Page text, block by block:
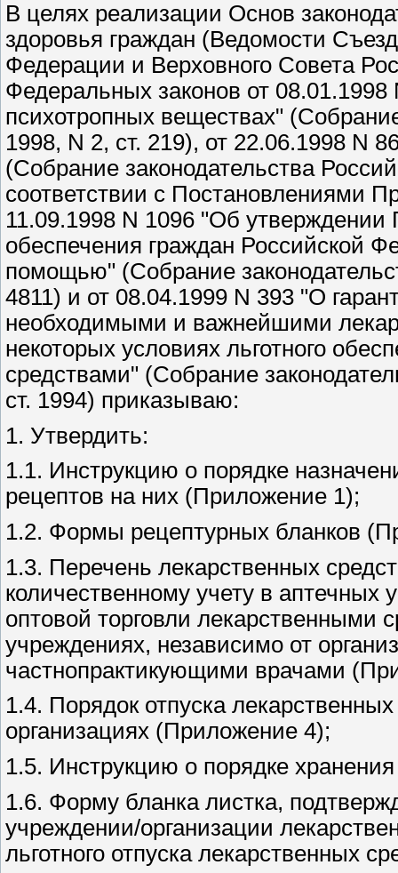
В целях реализации Основ
здоровья граждан (Ведомости
Федерации и Верховного Совета
Федеральных законов от
психотропных веществах"
1998, N 2, ст. 219), от 22.06.1998 N
(Собрание законодательства
соответствии с Постановлениями
11.09.1998 N 1096 "Об утверждении
обеспечения граждан Российской
помощью" (Собрание
4811) и от 08.04.1999 N 393 "О
необходимыми и важнейшими
некоторых условиях льготного
средствами" (Собрание
ст. 1994) приказываю:
1. Утвердить:
1.1. Инструкцию о порядке
рецептов на них (Приложение 1);
1.2. Формы рецептурных бланков
1.3. Перечень лекарственных
количественному учету в аптечных
оптовой торговли лекарственными
учреждениях, независимо от
частнопрактикующими врачами
1.4. Порядок отпуска
организациях (Приложение 4);
1.5. Инструкцию о порядке
1.6. Форму бланка листка,
учреждении/организации
льготного отпуска лекарственных